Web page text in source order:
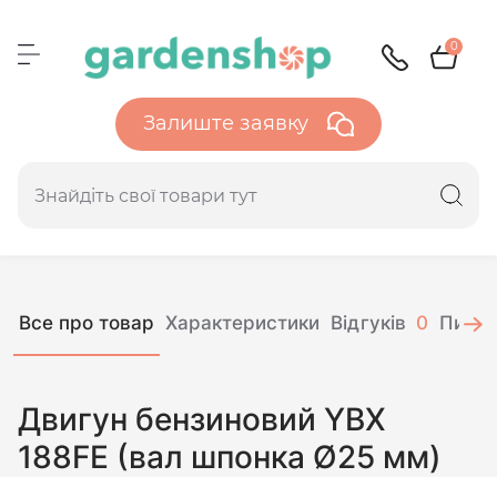
0
Залиште заявку
Все про товар Характеристики Відгуків 0
Двигун бензиновий YBX
188FE (вал шпонка Ø25 мм)